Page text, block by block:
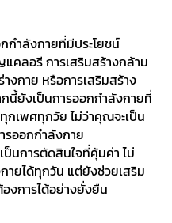
กำลังกายที่มีประโยชน์
แคลอรี การเสริมสร้างกล้าม
งกาย หรือการเสริมสร้าง
นี้ยังเป็นการออกกำลังกายที่
กเพศทุกวัย ไม่ว่าคุณจะเป็น
รออกกำลังกาย
เป็นการตัดสินใจที่คุ้มค่า ไม่
ยได้ทุกวัน แต่ยังช่วยเสริม
งการได้อย่างยั่งยืน